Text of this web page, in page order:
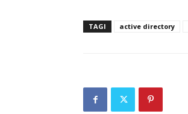
TAGI active directory